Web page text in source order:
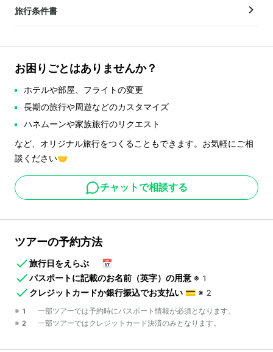
旅行条件書
お困りごとはありませんか？
ホテルや部屋、フライトの変更
長期の旅行や周遊などのカスタマイズ
ハネムーンや家族旅行のリクエスト
など、オリジナル旅行をつくることもできます。お気軽にご相
談ください🤝
チャットで相談する
ツアーの予約方法
旅行日をえらぶ
📅
パスポートに記載のお名前（英字）の用意 ※1
クレジットカードか銀行振込でお支払い 💳 ※2
※1 一部ツアーでは予約時にパスポート情報が必須となります。
※2 一部ツアーではクレジットカード決済のみとなります。